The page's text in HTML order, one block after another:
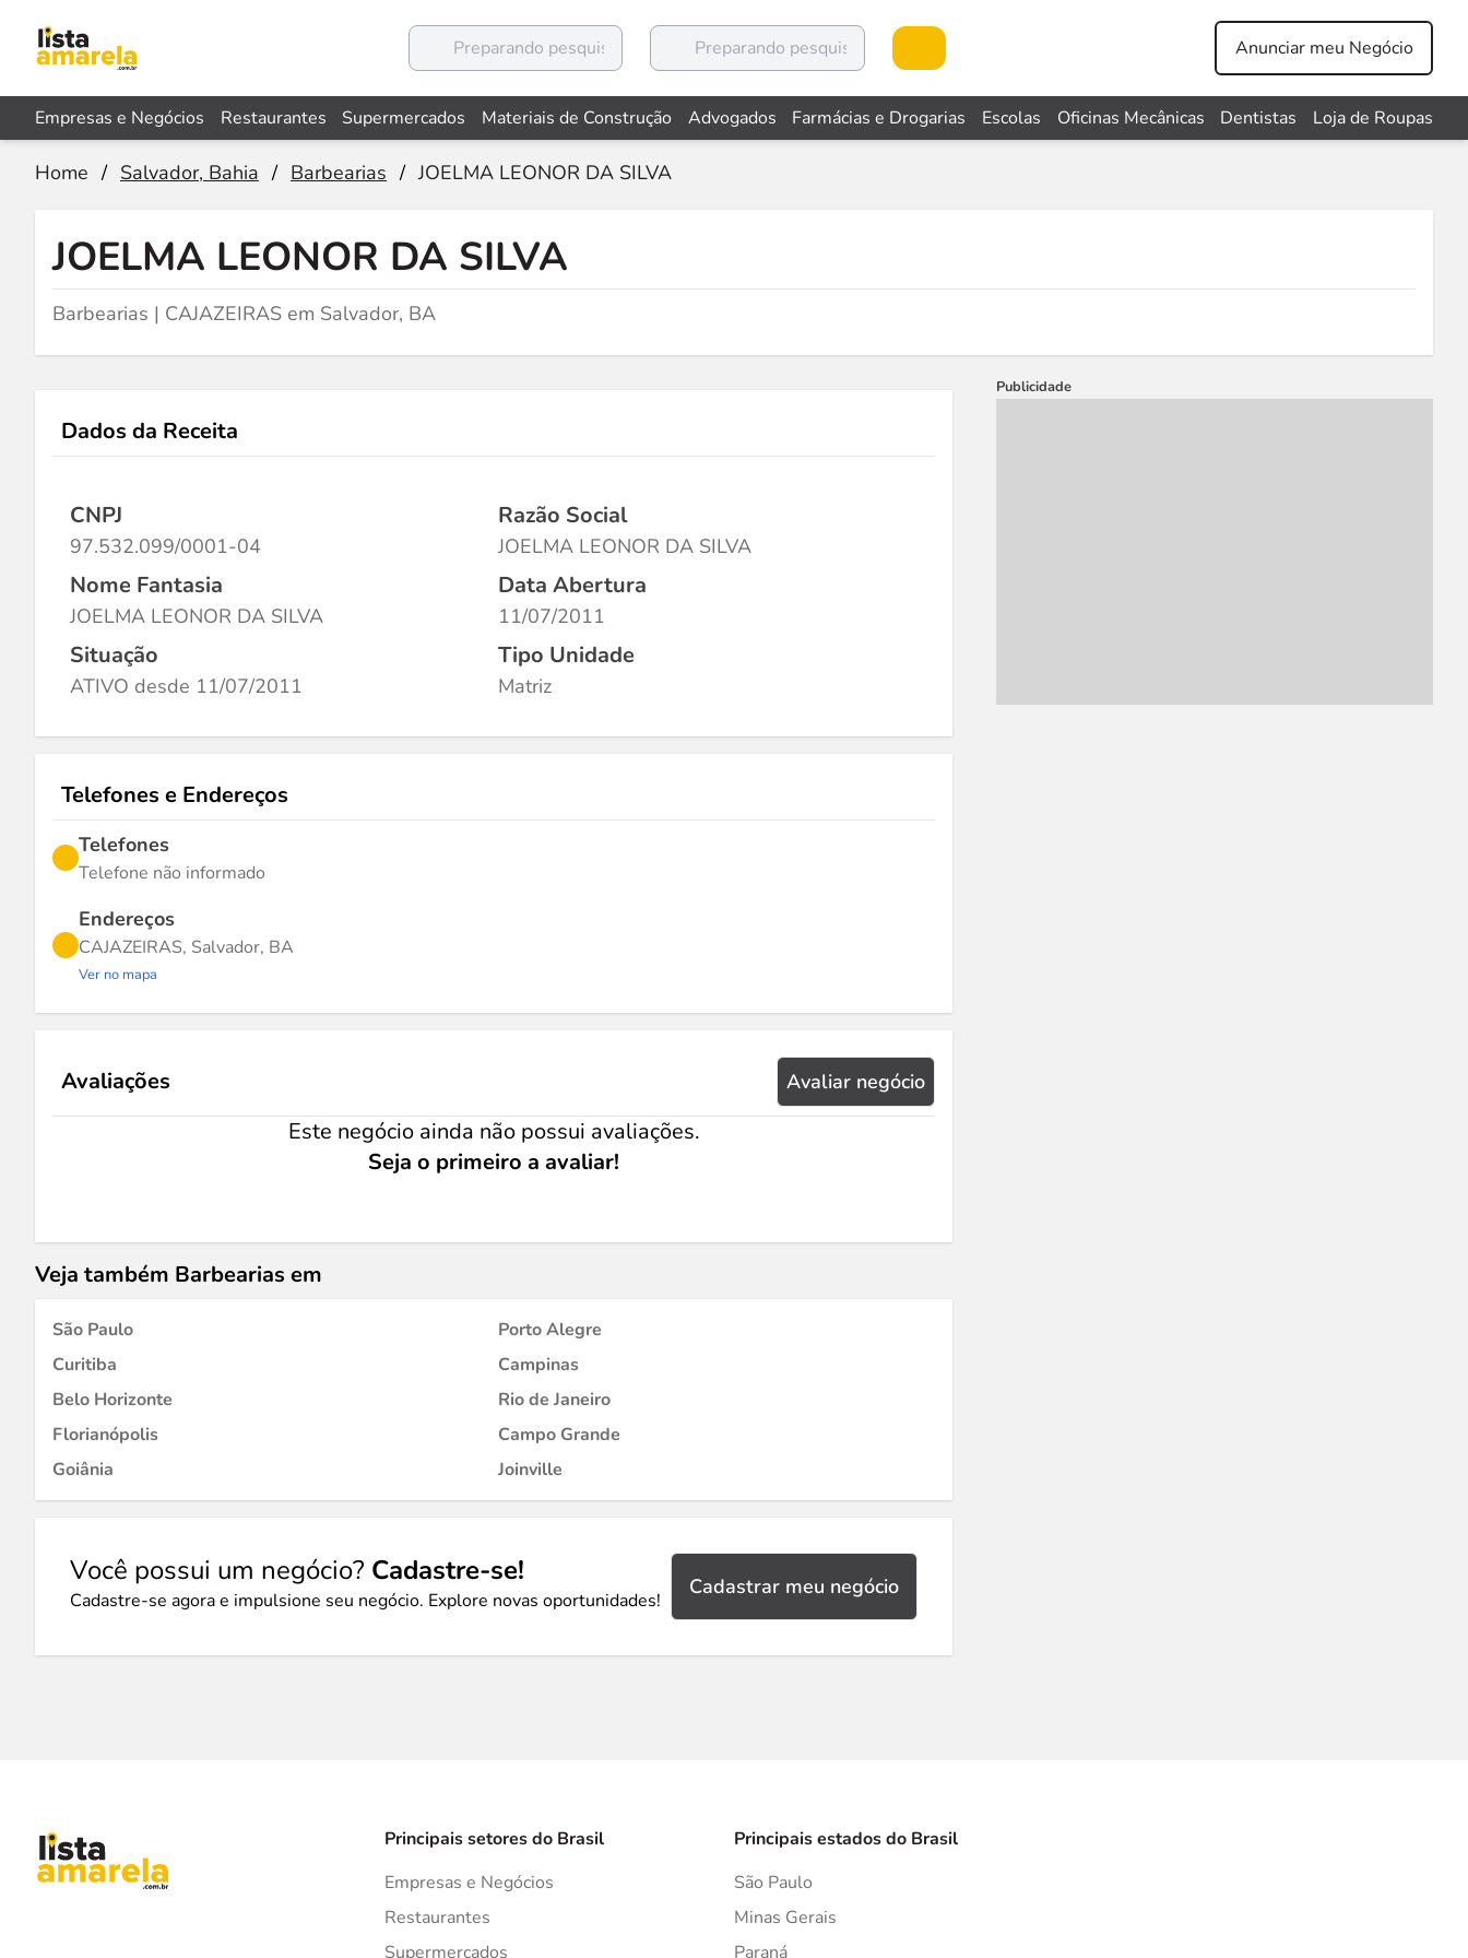
Anunciar meu Negócio
Empresas e Negócios Restaurantes Supermercados Materiais de Construção Advogados Farmácias e Drogarias Escolas Oficinas Mecânicas Dentistas Loja de Roupas
Home / Salvador, Bahia / Barbearias / JOELMA LEONOR DA SILVA
JOELMA LEONOR DA SILVA
Barbearias | CAJAZEIRAS em Salvador, BA
Dados da Receita
CNPJ
97.532.099/0001-04
Razão Social
JOELMA LEONOR DA SILVA
Nome Fantasia
JOELMA LEONOR DA SILVA
Data Abertura
11/07/2011
Situação
ATIVO desde 11/07/2011
Tipo Unidade
Matriz
Telefones e Endereços
Telefones
Telefone não informado
Endereços
CAJAZEIRAS, Salvador, BA
Ver no mapa
Avaliações Avaliar negócio
Este negócio ainda não possui avaliações.
Seja o primeiro a avaliar!
Veja também Barbearias em
São Paulo
Porto Alegre
Curitiba
Campinas
Belo Horizonte
Rio de Janeiro
Florianópolis
Campo Grande
Goiânia
Joinville
Você possui um negócio? Cadastre-se!
Cadastre-se agora e impulsione seu negócio. Explore novas oportunidades!
Cadastrar meu negócio
Publicidade
Principais setores do Brasil
Empresas e Negócios
Restaurantes
Supermercados
Principais estados do Brasil
São Paulo
Minas Gerais
Paraná